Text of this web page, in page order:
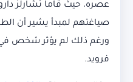
عصره، حيث قاما تشارلز
صياغتهم لمبدأ يشير أن
ورغم ذلك لم يؤثر شخص في
فرويد.